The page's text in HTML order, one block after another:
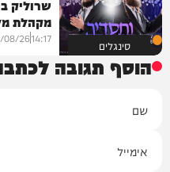
סינגלים
שרוליק
מקהלת
14:17
08/26
הוסף תגובה